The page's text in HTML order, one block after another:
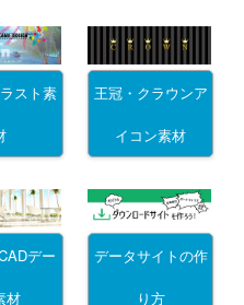
スト素 王冠・クラウンア
イコン素材
デー
材
データサイトの作
り方